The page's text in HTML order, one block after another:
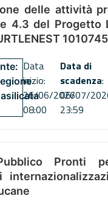
delle attività
4.3 del Progetto
Data
inizio:
26/06/2026
08:00
Data di
scadenza:
06/07/
23:59
Pronti